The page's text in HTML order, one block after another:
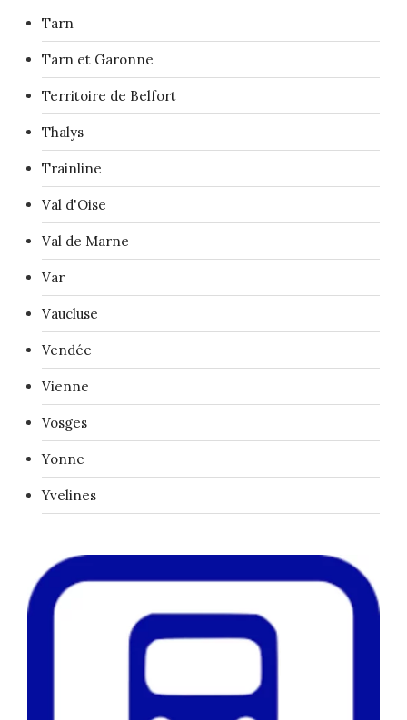
Tarn
Tarn et Garonne
Territoire de Belfort
Thalys
Trainline
Val d'Oise
Val de Marne
Var
Vaucluse
Vendée
Vienne
Vosges
Yonne
Yvelines